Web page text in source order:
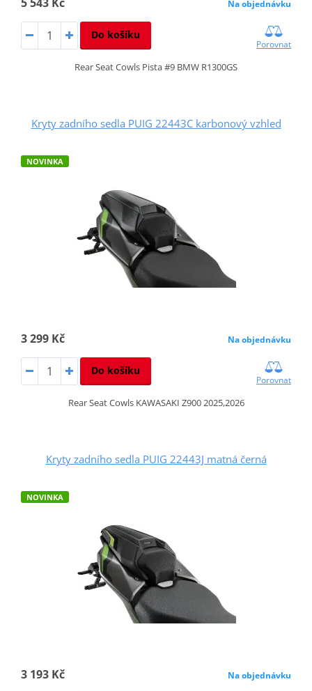
Na objednávku
Do košíku
Porovnat
Rear Seat Cowls Pista #9 BMW R1300GS
Kryty zadního sedla PUIG 22443C karbonový vzhled
NOVINKA
3 299 Kč Na objednávku
Do košíku
Porovnat
Rear Seat Cowls KAWASAKI Z900 2025,2026
Kryty zadního sedla PUIG 22443J matná černá
NOVINKA
3 193 Kč Na objednávku